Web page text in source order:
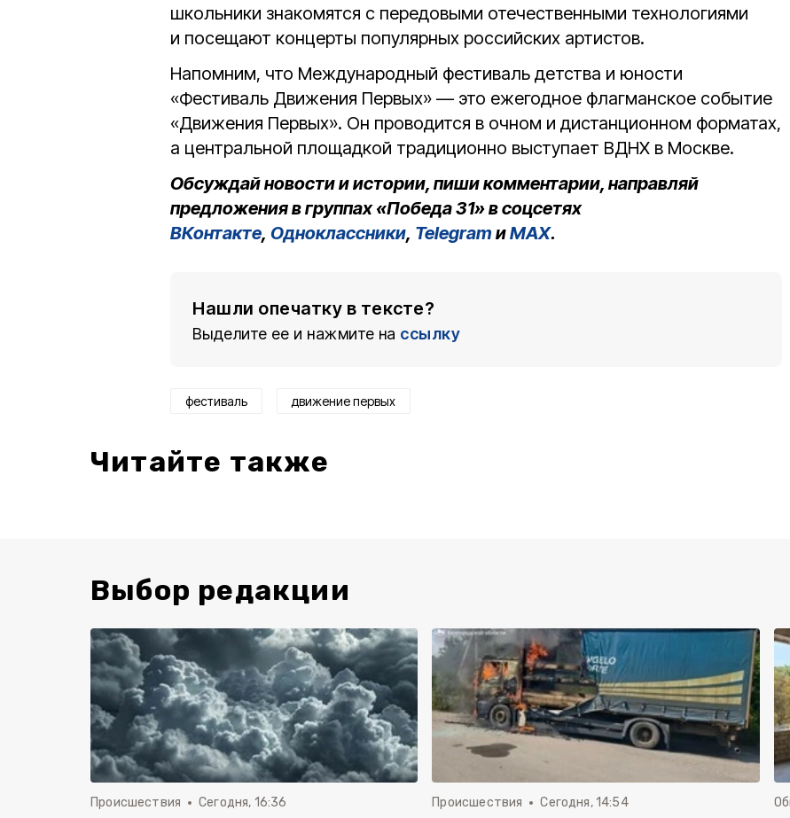
школьники знакомятся с передовыми отечественными технологиями
и посещают концерты популярных российских артистов.
Напомним, что Международный фестиваль детства и юности
«Фестиваль Движения Первых» — это ежегодное флагманское событие
«Движения Первых». Он проводится в очном и дистанционном форматах,
а центральной площадкой традиционно выступает ВДНХ в Москве.
Обсуждай новости и истории, пиши комментарии, направляй
предложения в группах «Победа 31» в соцсетях
ВКонтакте, Одноклассники, Telegram иMAX.
Нашли опечатку в тексте?
Выделите ее и нажмите на ссылку
фестиваль движение первых
Читайте также
Выбор редакции
Происшествия Сегодня, 16:36 Происшествия Сегодня, 14:54